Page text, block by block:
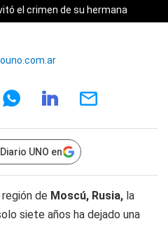
el crimen de su hermana
UNO en
de Moscú, Rusia, la
siete años ha dejado una